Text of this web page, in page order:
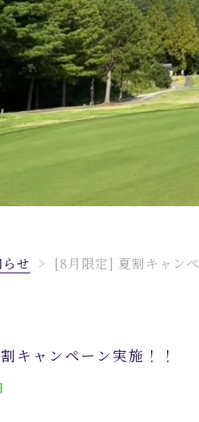
せ > [8月限定] 夏割キャン
キャンペーン実施！！
会員専用ページ